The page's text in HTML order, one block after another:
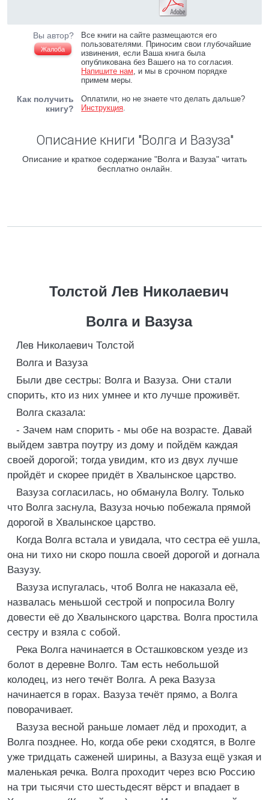
Вы автор?
Жалоба
Все книги на сайте размещаются его
пользователями. Приносим свои глубочайшие
извинения, если Ваша книга была
опубликована без Вашего на то согласия.
Напишите нам, и мы в срочном порядке
примем меры.
Как получить
книгу?
Оплатили, но не знаете что делать дальше?
Инструкция.
Описание книги "Волга и Вазуза"
Описание и краткое содержание "Волга и Вазуза" читать
бесплатно онлайн.
Толстой Лев Николаевич
Волга и Вазуза
Лев Николаевич Толстой
Волга и Вазуза
Были две сестры: Волга и Вазуза. Они стали
спорить, кто из них умнее и кто лучше проживёт.
Волга сказала:
- Зачем нам спорить - мы обе на возрасте. Давай
выйдем завтра поутру из дому и пойдём каждая
своей дорогой; тогда увидим, кто из двух лучше
пройдёт и скорее придёт в Хвалынское царство.
Вазуза согласилась, но обманула Волгу. Только
что Волга заснула, Вазуза ночью побежала прямой
дорогой в Хвалынское царство.
Когда Волга встала и увидала, что сестра её ушла,
она ни тихо ни скоро пошла своей дорогой и догнала
Вазузу.
Вазуза испугалась, чтоб Волга не наказала её,
назвалась меньшой сестрой и попросила Волгу
довести её до Хвалынского царства. Волга простила
сестру и взяла с собой.
Река Волга начинается в Осташковском уезде из
болот в деревне Волго. Там есть небольшой
колодец, из него течёт Волга. А река Вазуза
начинается в горах. Вазуза течёт прямо, а Волга
поворачивает.
Вазуза весной раньше ломает лёд и проходит, а
Волга позднее. Но, когда обе реки сходятся, в Волге
уже тридцать саженей ширины, а Вазуза ещё узкая и
маленькая речка. Волга проходит через всю Россию
на три тысячи сто шестьдесят вёрст и впадает в